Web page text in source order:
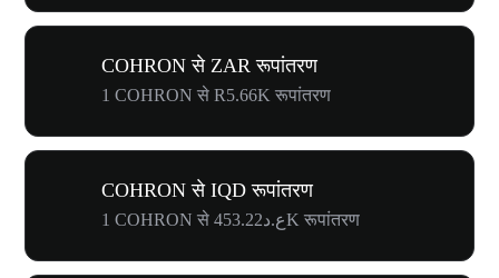
COHRON से ZAR रूपांतरण
1 COHRON से R5.66K रूपांतरण
COHRON से IQD रूपांतरण
1 COHRON से ع.د453.22K रूपांतरण